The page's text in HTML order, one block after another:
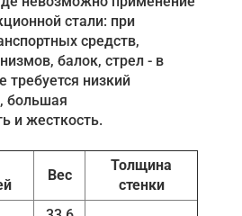
стали: при
средств,
балок, стрел - в
требуется низкий
большая
и жесткость.
Вес
Толщина
стенки